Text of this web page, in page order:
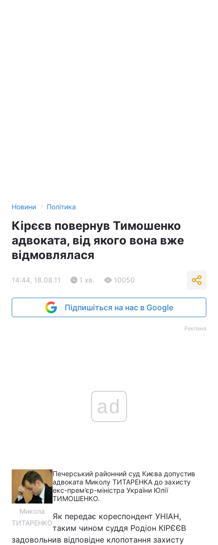
Новини › Політика
Кірєєв повернув Тимошенко
адвоката, від якого вона вже
відмовлялася
14:44, 18.08.11 1 хв. 10050
Підпишіться на нас в Google
Реклама
ad
Микола
ТИТАРЕНКО
Печерський районний суд Києва допустив
адвоката Миколу ТИТАРЕНКА до захисту
екс-прем’єр-міністра України Юлії
ТИМОШЕНКО.
Як передає кореспондент УНІАН,
таким чином суддя Родіон КІРЄЄВ
задовольнив відповідне клопотання захисту